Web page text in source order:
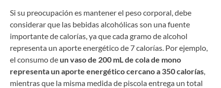
Si su preocupación es mantener el peso corporal, debe
considerar que las bebidas alcohólicas son una fuente
importante de calorías, ya que cada gramo de alcohol
representa un aporte energético de 7 calorías. Por ejemplo,
el consumo de un vaso de 200 mL de cola de mono
representa un aporte energético cercano a 350 calorías
mientras que la misma medida de piscola entrega un total